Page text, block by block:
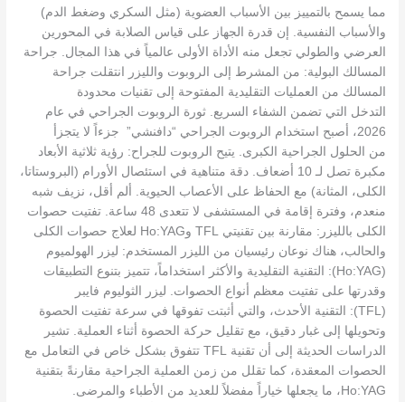
مما يسمح بالتمييز بين الأسباب العضوية (مثل السكري وضغط الدم)
والأسباب النفسية. إن قدرة الجهاز على قياس الصلابة في المحورين
العرضي والطولي تجعل منه الأداة الأولى عالمياً في هذا المجال. جراحة
المسالك البولية: من المشرط إلى الروبوت والليزر انتقلت جراحة
المسالك من العمليات التقليدية المفتوحة إلى تقنيات محدودة
التدخل التي تضمن الشفاء السريع. ثورة الروبوت الجراحي في عام
2026، أصبح استخدام الروبوت الجراحي “دافنشي” جزءاً لا يتجزأ
من الحلول الجراحية الكبرى. يتيح الروبوت للجراح: رؤية ثلاثية الأبعاد
مكبرة تصل لـ 10 أضعاف. دقة متناهية في استئصال الأورام (البروستاتا،
الكلى، المثانة) مع الحفاظ على الأعصاب الحيوية. ألم أقل، نزيف شبه
منعدم، وفترة إقامة في المستشفى لا تتعدى 48 ساعة. تفتيت حصوات
الكلى بالليزر: مقارنة بين تقنيتي TFL وHo:YAG لعلاج حصوات الكلى
والحالب، هناك نوعان رئيسيان من الليزر المستخدم: ليزر الهولميوم
(Ho:YAG): التقنية التقليدية والأكثر استخداماً، تتميز بتنوع التطبيقات
وقدرتها على تفتيت معظم أنواع الحصوات. ليزر الثوليوم فايبر
(TFL): التقنية الأحدث، والتي أثبتت تفوقها في سرعة تفتيت الحصوة
وتحويلها إلى غبار دقيق، مع تقليل حركة الحصوة أثناء العملية. تشير
الدراسات الحديثة إلى أن تقنية TFL تتفوق بشكل خاص في التعامل مع
الحصوات المعقدة، كما تقلل من زمن العملية الجراحية مقارنةً بتقنية
Ho:YAG، ما يجعلها خياراً مفضلاً للعديد من الأطباء والمرضى.